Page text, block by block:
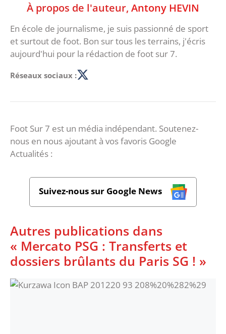
À propos de l'auteur, Antony HEVIN
En école de journalisme, je suis passionné de sport
et surtout de foot. Bon sur tous les terrains, j'écris
aujourd'hui pour la rédaction de foot sur 7.
Réseaux sociaux :
Foot Sur 7 est un média indépendant. Soutenez-
nous en nous ajoutant à vos favoris Google
Actualités :
Suivez-nous sur Google News
Autres publications dans
« Mercato PSG : Transferts et
dossiers brûlants du Paris SG ! »